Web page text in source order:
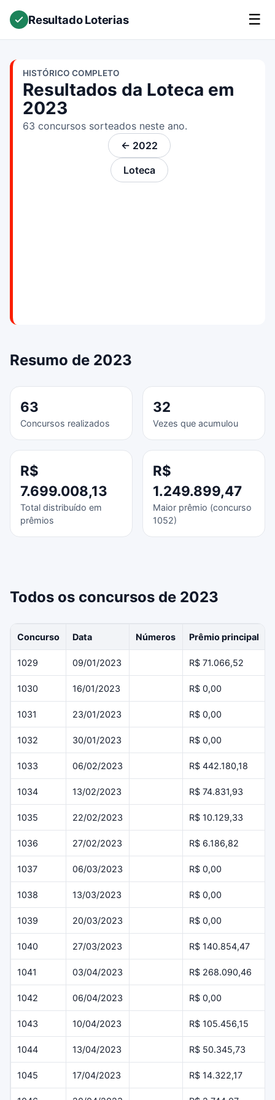
Resultado Loterias ☰
HISTÓRICO COMPLETO
Resultados da Loteca em
2023
63 concursos sorteados neste ano.
← 2022
Loteca
Resumo de 2023
63
Concursos realizados
32
Vezes que acumulou
R$
7.699.008,13
Total distribuído em
prêmios
R$
1.249.899,47
Maior prêmio (concurso
1052)
Todos os concursos de 2023
Concurso Data Números Prêmio principal
1029 09/01/2023 R$ 71.066,52
1030 16/01/2023 R$ 0,00
1031 23/01/2023 R$ 0,00
1032 30/01/2023 R$ 0,00
1033 06/02/2023 R$ 442.180,18
1034 13/02/2023 R$ 74.831,93
1035 22/02/2023 R$ 10.129,33
1036 27/02/2023 R$ 6.186,82
1037 06/03/2023 R$ 0,00
1038 13/03/2023 R$ 0,00
1039 20/03/2023 R$ 0,00
1040 27/03/2023 R$ 140.854,47
1041 03/04/2023 R$ 268.090,46
1042 06/04/2023 R$ 0,00
1043 10/04/2023 R$ 105.456,15
1044 13/04/2023 R$ 50.345,73
1045 17/04/2023 R$ 14.322,17